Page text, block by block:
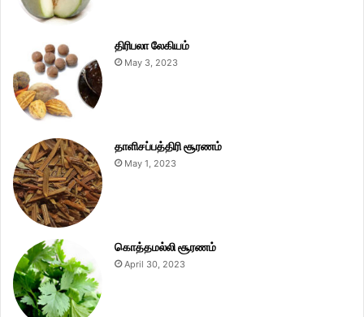
திரிபலா லேகியம்
May 3, 2023
தாளிசப்பத்திரி சூரணம்
May 1, 2023
கொத்தமல்லி சூரணம்
April 30, 2023